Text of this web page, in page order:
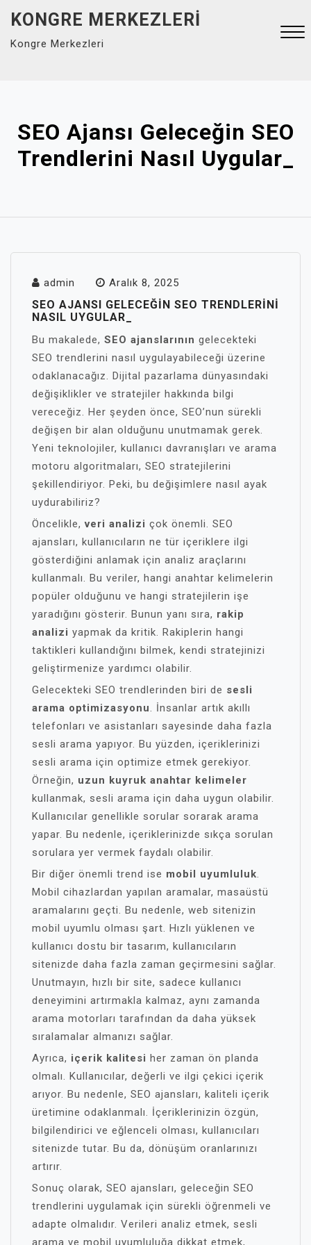
content
KONGRE MERKEZLERI
Kongre Merkezleri
SEO Ajansı Geleceğin SEO
Trendlerini Nasıl Uygular_
admin Aralık 8, 2025
SEO AJANSI GELECEĞIN SEO TRENDLERINI
NASIL UYGULAR_
Bu makalede, SEO ajanslarının gelecekteki
SEO trendlerini nasıl uygulayabileceği üzerine
odaklanacağız. Dijital pazarlama dünyasındaki
değişiklikler ve stratejiler hakkında bilgi
vereceğiz. Her şeyden önce, SEO’nun sürekli
değişen bir alan olduğunu unutmamak gerek.
Yeni teknolojiler, kullanıcı davranışları ve arama
motoru algoritmaları, SEO stratejilerini
şekillendiriyor. Peki, bu değişimlere nasıl ayak
uydurabiliriz?
Öncelikle,veri analizi çok önemli. SEO
ajansları, kullanıcıların ne tür içeriklere ilgi
gösterdiğini anlamak için analiz araçlarını
kullanmalı. Bu veriler, hangi anahtar kelimelerin
popüler olduğunu ve hangi stratejilerin işe
yaradığını gösterir. Bunun yanı sıra, rakip
analizi yapmak da kritik. Rakiplerin hangi
taktikleri kullandığını bilmek, kendi stratejinizi
geliştirmenize yardımcı olabilir.
Gelecekteki SEO trendlerinden biri de sesli
arama optimizasyonu. İnsanlar artık akıllı
telefonları ve asistanları sayesinde daha fazla
sesli arama yapıyor. Bu yüzden, içeriklerinizi
sesli arama için optimize etmek gerekiyor.
Örneğin, uzun kuyruk anahtar kelimeler
kullanmak, sesli arama için daha uygun olabilir.
Kullanıcılar genellikle sorular sorarak arama
yapar. Bu nedenle, içeriklerinizde sıkça sorulan
sorulara yer vermek faydalı olabilir.
Bir diğer önemli trend ise mobil uyumluluk.
Mobil cihazlardan yapılan aramalar, masaüstü
aramalarını geçti. Bu nedenle, web sitenizin
mobil uyumlu olması şart. Hızlı yüklenen ve
kullanıcı dostu bir tasarım, kullanıcıların
sitenizde daha fazla zaman geçirmesini sağlar.
Unutmayın, hızlı bir site, sadece kullanıcı
deneyimini artırmakla kalmaz, aynı zamanda
arama motorları tarafından da daha yüksek
sıralamalar almanızı sağlar.
Ayrıca, içerik kalitesi her zaman ön planda
olmalı. Kullanıcılar, değerli ve ilgi çekici içerik
arıyor. Bu nedenle, SEO ajansları, kaliteli içerik
üretimine odaklanmalı. İçeriklerinizin özgün,
bilgilendirici ve eğlenceli olması, kullanıcıları
sitenizde tutar. Bu da, dönüşüm oranlarınızı
artırır.
Sonuç olarak, SEO ajansları, geleceğin SEO
trendlerini uygulamak için sürekli öğrenmeli ve
adapte olmalıdır. Verileri analiz etmek, sesli
arama ve mobil uyumluluğa dikkat etmek,